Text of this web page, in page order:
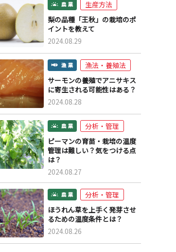
生産方法
梨の品種「王秋」の栽培のポ
イントを教えて
2024.08.29
漁法・養殖法
サーモンの養殖でアニサキス
に寄生される可能性はある？
2024.08.28
分析・管理
ピーマンの育苗・栽培の温度
管理は難しい？気をつける点
は？
2024.08.27
分析・管理
ほうれん草を上手く発芽させ
るための温度条件とは？
2024.08.26